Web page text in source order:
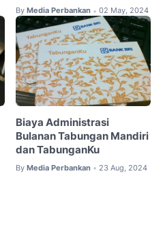
By Media Perbankan • 02 May, 2024
Biaya Administrasi
Bulanan Tabungan Mandiri
dan TabunganKu
By Media Perbankan • 23 Aug, 2024